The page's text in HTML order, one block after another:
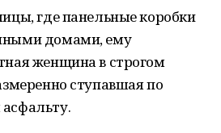
где панельные коробки
домами, ему
женщина в строгом
ступавшая по